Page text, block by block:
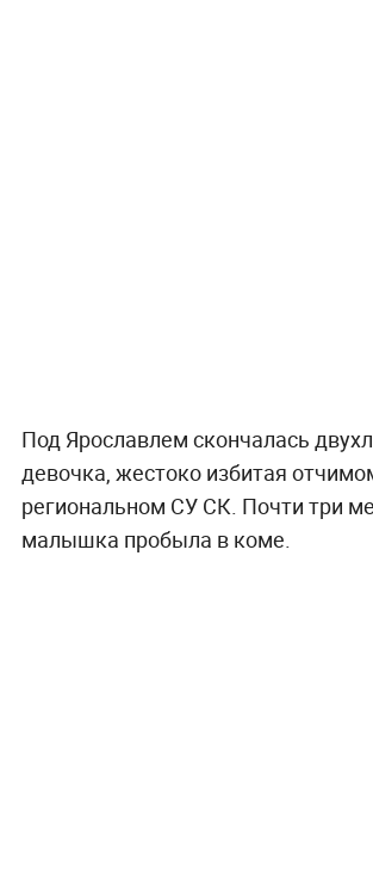
Под Ярославлем скончалась
девочка, жестоко избитая
региональном СУ СК. Почти три
малышка пробыла в коме.